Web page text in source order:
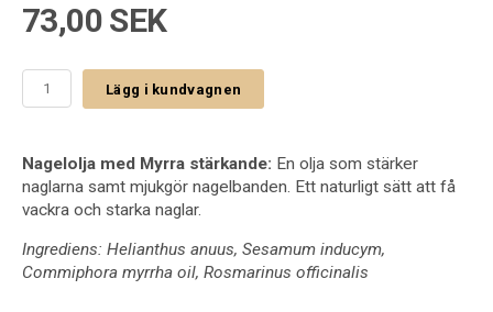
73,00 SEK
Lägg i kundvagnen
Nagelolja med Myrra stärkande: En olja som stärker
naglarna samt mjukgör nagelbanden. Ett naturligt sätt att få
vackra och starka naglar.
Ingrediens: Helianthus anuus, Sesamum inducym,
Commiphora myrrha oil, Rosmarinus officinalis